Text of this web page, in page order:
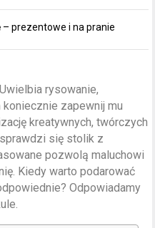
– prezentowe i na pranie
rysowanie,
zapewnij mu
kreatywnych, twórczych
się stolik z
pozwolą maluchowi
Kiedy warto podarować
Odpowiadamy